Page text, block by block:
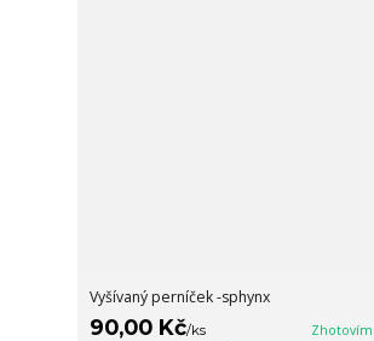
Vyšívaný perníček -sphynx
90,00 Kč/ks